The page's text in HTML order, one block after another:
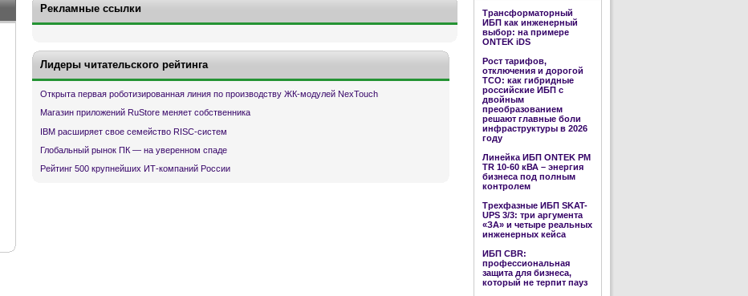
Рекламные ссылки
Лидеры читательского рейтинга
Открыта первая роботизированная линия по производству ЖК-модулей NexTouch
Магазин приложений RuStore меняет собственника
IBM расширяет свое семейство RISC-систем
Глобальный рынок ПК — на уверенном спаде
Рейтинг 500 крупнейших ИТ-компаний России
Трансформаторный
ИБП как инженерный
выбор: на примере
ONTEK iDS
Рост тарифов,
отключения и дорогой
TCO: как гибридные
российские ИБП с
двойным
преобразованием
решают главные боли
инфраструктуры в 2026
году
Линейка ИБП ONTEK PM
TR 10-60 кВА – энергия
бизнеса под полным
контролем
Трехфазные ИБП SKAT-
UPS 3/3: три аргумента
«ЗА» и четыре реальных
инженерных кейса
ИБП CBR:
профессиональная
защита для бизнеса,
который не терпит пауз